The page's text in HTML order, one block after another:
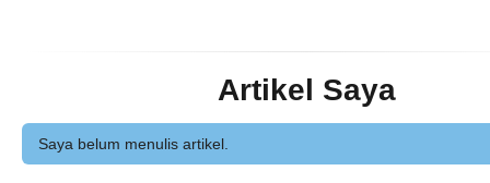
Artikel Saya
Saya belum menulis artikel.